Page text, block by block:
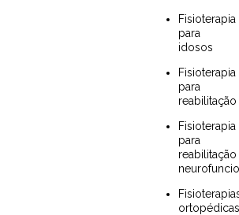
Fisioterapia
para
idosos
Fisioterapia
para
reabilitação
Fisioterapia
para
reabilitação
Fisioterapias